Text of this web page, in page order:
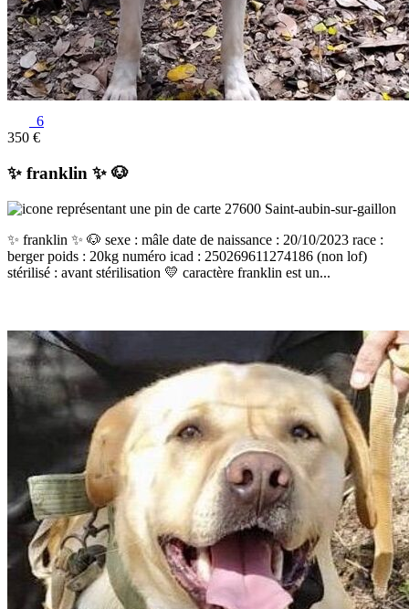
6
350 €
✨️ franklin ✨️ 🐶
27600 Saint-aubin-sur-gaillon
✨️ franklin ✨️ 🐶 sexe : mâle date de naissance : 20/10/2023 race :
berger poids : 20kg numéro icad : 250269611274186 (non lof)
stérilisé : avant stérilisation 💛 caractère franklin est un...